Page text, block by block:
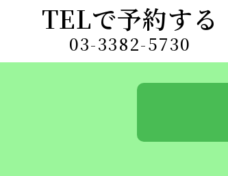
TELで予約する
03-3382-5730